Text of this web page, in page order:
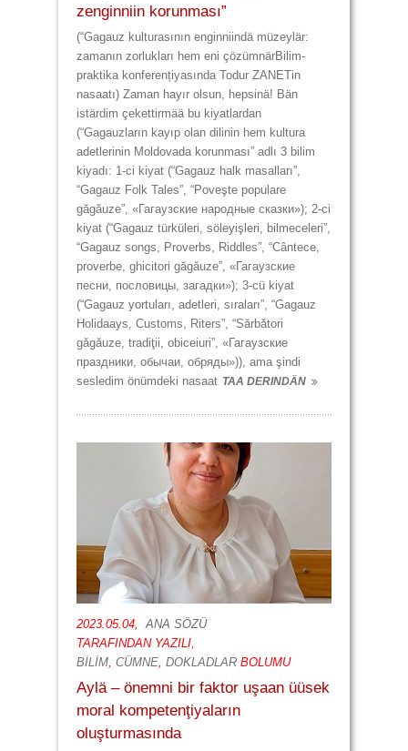
zenginniin korunması”
(“Gagauz kulturasının enginniindä müzeylär:
zamanın zorlukları hem eni çözümnärBilim-
praktika konferențiyasında Todur ZANETin
nasaatı) Zaman hayır olsun, hepsinä! Bän
istärdim çekettirmää bu kiyatlardan
(“Gagauzların kayıp olan dilinin hem kultura
adetlerinin Moldovada korunması” adlı 3 bilim
kiyadı: 1-ci kiyat (“Gagauz halk masalları”,
“Gagauz Folk Tales”, “Poveşte populare
găgăuze”, «Гагаузские народные сказки»); 2-ci
kiyat (“Gagauz türküleri, söleyişleri, bilmeceleri”,
“Gagauz songs, Proverbs, Riddles”, “Cântece,
proverbe, ghicitori găgăuze”, «Гагаузские
песни, пословицы, загадки»); 3-cü kiyat
(“Gagauz yortuları, adetleri, sıraları”, “Gagauz
Holidaays, Customs, Riters”, “Sărbători
găgăuze, tradiţii, obiceiuri”, «Гагаузские
праздники, обычаи, обряды»)), ama şindi
sesledim önümdeki nasaat TAA DERINDÄN
2023.05.04,
ANA SÖZÜ
TARAFINDAN YAZILI,
BİLİM, CÜMNE, DOKLADLAR BOLUMU
Aylä – önemni bir faktor uşaan üüsek
moral kompetenţiyaların
oluşturmasında